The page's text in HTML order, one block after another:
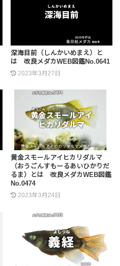
深海目前（しんかいめまえ）と
は 改良メダカWEB図鑑No.0641
2023年3月27日
黄金スモールアイヒカリダルマ
（おうごんすもーるあいひかりだ
るま）とは 改良メダカWEB図鑑
No.0474
2023年3月24日